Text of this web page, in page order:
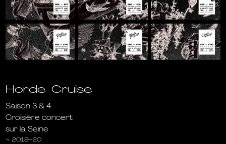
Horde Cruise
Saison 3 & 4
Croisière concert
sur la Seine
→2019-20